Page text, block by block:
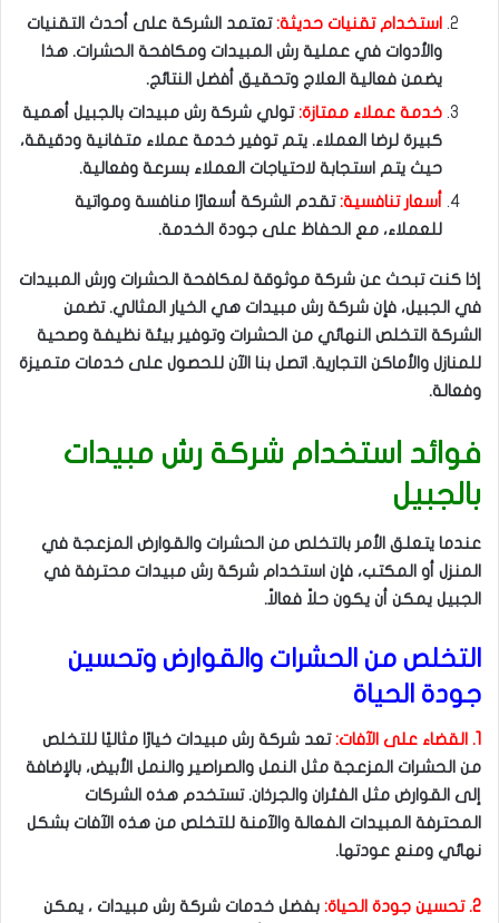
استخدام تقنيات حديثة:تعتمد الشركة على أحدث التقنيات
والأدوات في عملية رش المبيدات ومكافحة الحشرات. هذا
يضمن فعالية العلاج وتحقيق أفضل النتائج.
خدمة عملاء ممتازة:تولي شركة رش مبيدات بالجبيل أهمية
كبيرة لرضا العملاء. يتم توفير خدمة عملاء متفانية ودقيقة،
حيث يتم استجابة لاحتياجات العملاء بسرعة وفعالية.
أسعار تنافسية:تقدم الشركة أسعارًا منافسة ومواتية
للعملاء، مع الحفاظ على جودة الخدمة.
إذا كنت تبحث عن شركة موثوقة لمكافحة الحشرات ورش المبيدات
في الجبيل، فإن شركة رش مبيدات هي الخيار المثالي. تضمن
الشركة التخلص النهائي من الحشرات وتوفير بيئة نظيفة وصحية
للمنازل والأماكن التجارية. اتصل بنا الآن للحصول على خدمات متميزة
وفعالة.
فوائد استخدام شركة رش مبيدات
بالجبيل
عندما يتعلق الأمر بالتخلص من الحشرات والقوارض المزعجة في
المنزل أو المكتب، فإن استخدام شركة رش مبيدات محترفة في
الجبيل يمكن أن يكون حلاً فعالاً.
التخلص من الحشرات والقوارض وتحسين
جودة الحياة
1. القضاء على الآفات:
تعد شركة رش مبيدات خيارًا مثاليًا للتخلص
من الحشرات المزعجة مثل النمل والصراصير والنمل الأبيض، بالإضافة
إلى القوارض مثل الفئران والجرذان. تستخدم هذه الشركات
المحترفة المبيدات الفعالة والآمنة للتخلص من هذه الآفات بشكل
نهائي ومنع عودتها.
2. تحسين جودة الحياة:
بفضل خدمات شركة رش مبيدات ، يمكن